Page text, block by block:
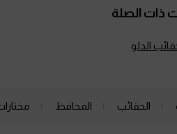
ذات الصلة
الدلو
الحقائب المحافظ